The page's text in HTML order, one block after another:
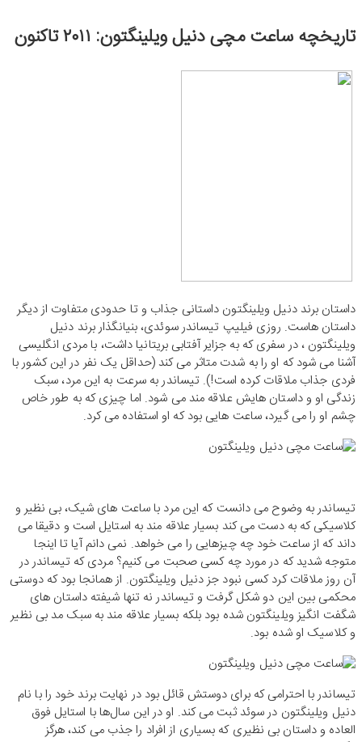
تاریخچه ساعت مچی دنیل ویلینگتون: ۲۰۱۱ تاکنون
داستان برند دنیل ویلینگتون داستانی جذاب و تا حدودی متفاوت از دیگر
داستان هاست. روزی فیلیپ تیساندر سوئدی، بنیانگذار برند دنیل
ویلینگتون ، در سفری که به جزایر آفتابی بریتانیا داشت، با مردی انگلیسی
آشنا می شود که او را به شدت متاثر می کند (حداقل یک نفر در این کشور با
فردی جذاب ملاقات کرده است!). تیساندر به سرعت به این مرد، سبک
زندگی او و داستان هایش علاقه مند می شود. اما چیزی که به طور خاص
چشم او را می گیرد، ساعت هایی بود که او استفاده می کرد.
تیساندر به وضوح می دانست که این مرد با ساعت های شیک، بی نظیر و
کلاسیکی که به دست می کند بسیار علاقه مند به استایل است و دقیقا می
داند که از ساعت خود چه چیزهایی را می خواهد. نمی دانم آیا تا اینجا
متوجه شدید که در مورد چه کسی صحبت می کنیم؟ مردی که تیساندر در
آن روز ملاقات کرد کسی نبود جز دنیل ویلینگتون. از همانجا بود که دوستی
محکمی بین این دو شکل گرفت و تیساندر نه تنها شیفته داستان های
شگفت انگیز ویلینگتون شده بود بلکه بسیار علاقه مند به سبک مد بی نظیر
و کلاسیک او شده بود.
تیساندر با احترامی که برای دوستش قائل بود در نهایت برند خود را با نام
دنیل ویلینگتون در سوئد ثبت می کند. او در این سال‌ها با استایل فوق
العاده و داستان بی نظیری که بسیاری از افراد را جذب می کند، هرگز